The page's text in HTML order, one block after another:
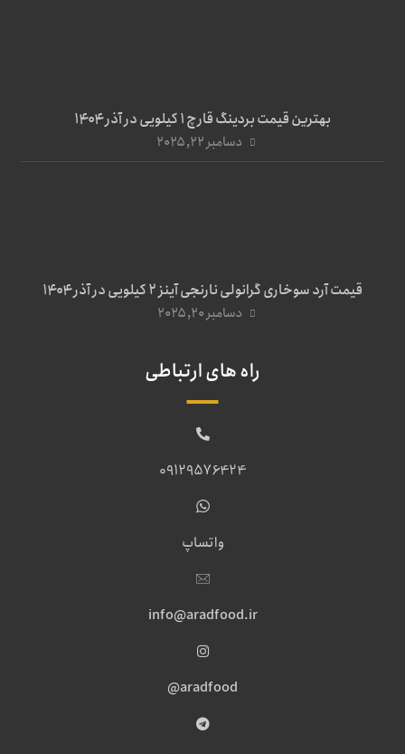
بهترین قیمت بردینگ قارچ 1 کیلویی در آذر ۱۴۰۴
دسامبر ۲۲, ۲۰۲۵
قیمت آرد سوخاری گرانولی نارنجی آینز ۲ کیلویی در آذر ۱۴۰۴
دسامبر ۲۰, ۲۰۲۵
راه های ارتباطی
09129576424
واتساپ
info@aradfood.ir
aradfood@